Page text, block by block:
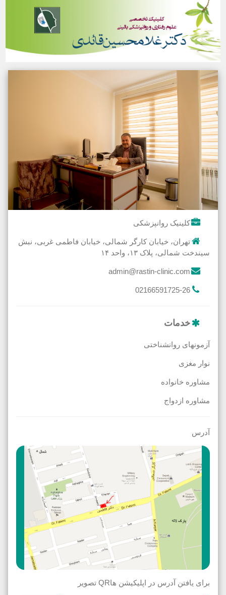
کلینیک روانپزشکی
تهران، خیابان کارگر شمالی، خیابان فاطمی غربی، نبش
سیندخت شمالی، پلاک ۱۳، واحد ۱۴
admin@rastin-clinic.com
02166591725-26
خدمات
آزمونهای روانشناختی
نوار مغزی
مشاوره خانواده
مشاوره ازدواج
آدرس
برای یافتن آدرس در اپلیکیشن هاQR تصویر